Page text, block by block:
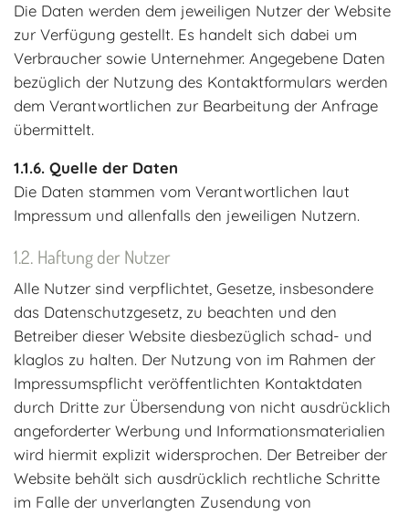
Die Daten werden dem jeweiligen Nutzer der Website
zur Verfügung gestellt. Es handelt sich dabei um
Verbraucher sowie Unternehmer. Angegebene Daten
bezüglich der Nutzung des Kontaktformulars werden
dem Verantwortlichen zur Bearbeitung der Anfrage
übermittelt.
Quelle der Daten
Die Daten stammen vom Verantwortlichen laut
Impressum und allenfalls den jeweiligen Nutzern.
Haftung der Nutzer
Alle Nutzer sind verpflichtet, Gesetze, insbesondere
das Datenschutzgesetz, zu beachten und den
Betreiber dieser Website diesbezüglich schad- und
klaglos zu halten. Der Nutzung von im Rahmen der
Impressumspflicht veröffentlichten Kontaktdaten
durch Dritte zur Übersendung von nicht ausdrücklich
angeforderter Werbung und Informationsmaterialien
wird hiermit explizit widersprochen. Der Betreiber der
Website behält sich ausdrücklich rechtliche Schritte
im Falle der unverlangten Zusendung von